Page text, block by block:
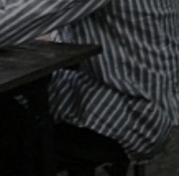
STRATÉGIÁK
ÉS
KONCEPCIÓK
BEJELENTŐ